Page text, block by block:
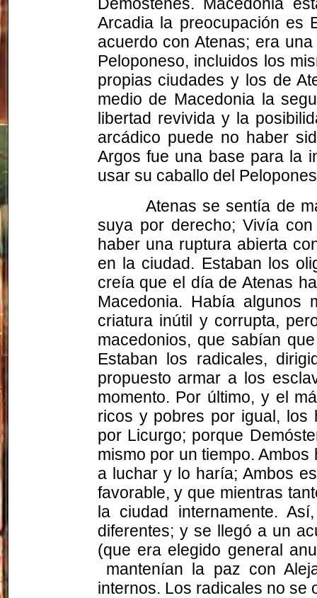
Arcadia la preocupación es
acuerdo con Atenas; era
Peloponeso, incluidos los
propias ciudades y los de
medio de Macedonia la
libertad revivida y la
arcádico puede no haber
Argos fue una base para la
usar su caballo del
Atenas se sentía de
suya por derecho; Vivía
haber una ruptura abierta
en la ciudad. Estaban los
creía que el día de Atenas
Macedonia. Había algunos
criatura inútil y corrupta,
macedonios, que sabían
Estaban los radicales,
propuesto armar a los
momento. Por último, y el
ricos y pobres por igual, los
por Licurgo; porque
mismo por un tiempo.
a luchar y lo haría; Ambos
favorable, y que mientras
la ciudad internamente.
diferentes; y se llegó a un
(que era elegido general
mantenían la paz con
internos. Los radicales no se